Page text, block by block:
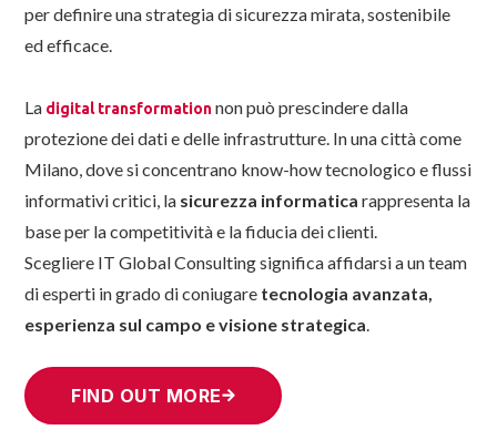
per definire una strategia di sicurezza mirata, sostenibile
ed efficace.
La digital transformation non può prescindere dalla
protezione dei dati e delle infrastrutture. In una città come
Milano, dove si concentrano know-how tecnologico e flussi
informativi critici, la sicurezza informatica rappresenta la
base per la competitività e la fiducia dei clienti.
Scegliere IT Global Consulting significa affidarsi a un team
di esperti in grado di coniugare tecnologia avanzata,
esperienza sul campo e visione strategica
FIND OUT MORE